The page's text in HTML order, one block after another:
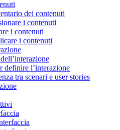
dei contenuti
i contenuti
i contenuti
i contenuti
definire l’interazione
tra scenari e user stories